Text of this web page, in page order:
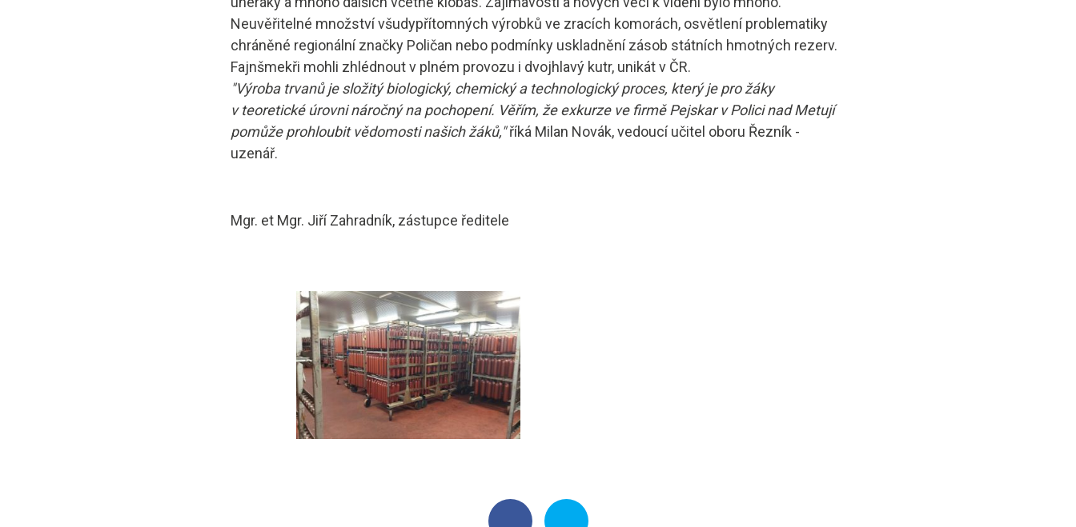
Neuvěřitelné množství všudypřítomných výrobků ve zracích komorách, osvětlení problematiky
chráněné regionální značky Poličan nebo podmínky uskladnění zásob státních hmotných rezerv.
Fajnšmekři mohli zhlédnout v plném provozu i dvojhlavý kutr, unikát v ČR.
"Výroba trvanů je složitý biologický, chemický a technologický proces, který je pro žáky
v teoretické úrovni náročný na pochopení. Věřím, že exkurze ve firmě Pejskar v Polici nad Metují
pomůže prohloubit vědomosti našich žáků,"říká Milan Novák, vedoucí učitel oboru Řezník -
uzenář.
Mgr. et Mgr. Jiří Zahradník, zástupce ředitele